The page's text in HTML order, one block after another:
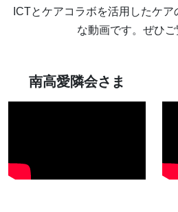
ICTとケアコラボを活用したケ
な動画です。ぜひご
南高愛隣会さま